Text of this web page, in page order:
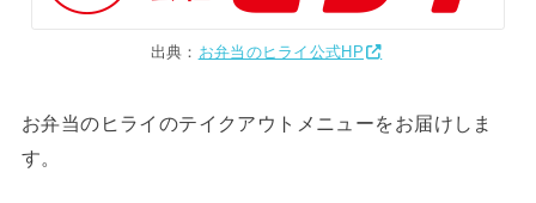
出典： お弁当のヒライ公式HP
お弁当のヒライのテイクアウトメニューをお届けしま
す。